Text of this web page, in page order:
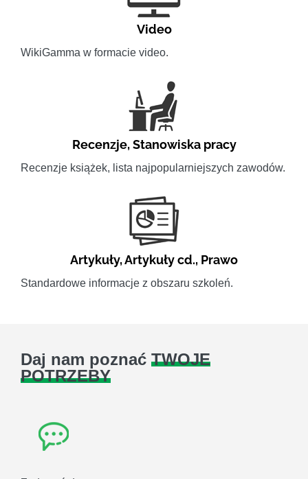
Video
WikiGamma w formacie video.
Recenzje,Stanowiska pracy
Recenzje książek, lista najpopularniejszych zawodów.
Artykuły,Artykuły cd., Prawo
Standardowe informacje z obszaru szkoleń.
Daj nam poznać TWOJE
POTRZEBY